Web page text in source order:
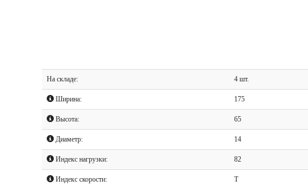
На складе: 4 шт.
Ширина: 175
Высота: 65
Диаметр: 14
Индекс нагрузки: 82
Индекс скорости: T